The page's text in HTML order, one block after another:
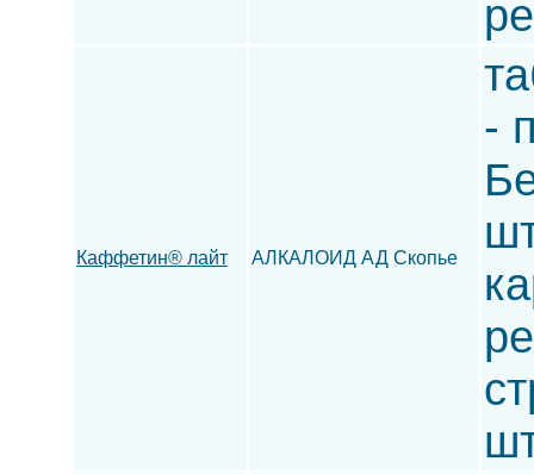
Каффетин® лайт АЛКАЛОИД АД Скопье
-